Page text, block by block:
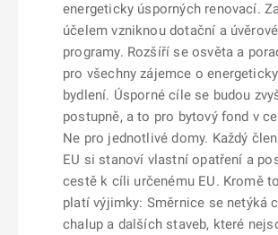
energeticky úsporných renovací.
účelem vzniknou dotační a úvěrové
programy. Rozšíří se osvěta a
pro všechny zájemce o
bydlení. Úsporné cíle se budou
postupně, a to pro bytový fond v
Ne pro jednotlivé domy. Každý
EU si stanoví vlastní opatření a
cestě k cíli určenému EU. Kromě
platí výjimky: Směrnice se netýká
chalup a dalších staveb, které